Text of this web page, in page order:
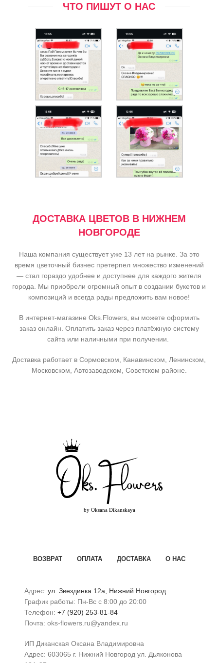
ЧТО ПИШУТ О НАС
ДОСТАВКА ЦВЕТОВ В НИЖНЕМ
НОВГОРОДЕ
Наша компания существует уже 13 лет на рынке. За это
время цветочный бизнес претерпел множество изменений
— стал гораздо удобнее и доступнее для каждого жителя
города. Мы приобрели огромный опыт в создании букетов и
композиций и всегда рады предложить вам новое!
В интернет-магазине Oks.Flowers, вы можете оформить
заказ онлайн. Оплатить заказ через платёжную систему
сайта или наличными при получении.
Доставка работает в Сормовском, Канавинском, Ленинском,
Московском, Автозаводском, Советском районе.
ВОЗВРАТ ОПЛАТА ДОСТАВКА О НАС
Адрес: ул. Звездинка 12а, Нижний Новгород
График работы: Пн-Вс с 8:00 до 20:00
Телефон: +7 (920) 253-81-84
Почта: oks-flowers.ru@yandex.ru
ИП Диканская Оксана Владимировна
Адрес: 603065 г. Нижний Новгород ул. Дьяконова